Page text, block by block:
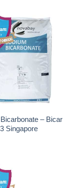
– Bicar
Singapore